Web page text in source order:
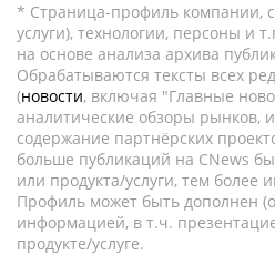
* Страница-профиль компании,
услуги), технологии, персоны и
на основе анализа архива
Обрабатываются тексты всех
(новости, включая "Главные
аналитические обзоры рынков,
содержание партнёрских
больше публикаций на CNews
или продукта/услуги, тем
Профиль может быть дополнен
информацией, в т.ч.
продукте/услуге.